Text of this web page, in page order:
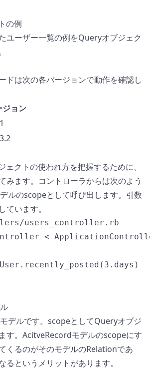
の例
ユーザー一覧の例をQueryオブジェク
ドは次の各バージョンで動作を確認し
ジョン
ェクトの使われ方を把握するために、
みます。コントローラからは次のよう
ルのscopeとして呼び出します。引数
ています。
users_controller.rb
<
デルです。scopeとしてQueryオブジ
す。AcitveRecordモデルのscopeにす
くるのがそのモデルのRelationであ
るというメリットがあります。